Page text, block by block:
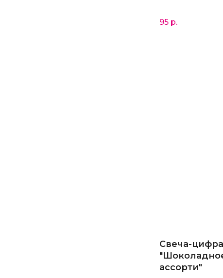
95 р.
Свеча-
ассорти"